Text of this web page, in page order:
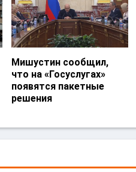
Мишустин сообщил,
что на «Госуслугах»
появятся пакетные
решения